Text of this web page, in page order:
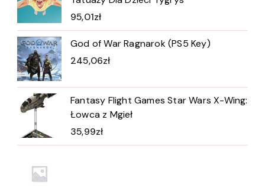
95,01zł
God of War Ragnarok (PS5 Key)
245,06zł
Fantasy Flight Games Star Wars X-Wing:
Łowca z Mgieł
35,99zł